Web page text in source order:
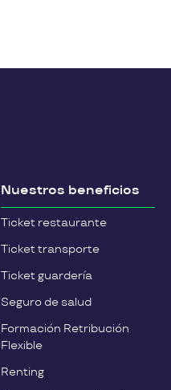
Nuestros beneficios
Ticket restaurante
Ticket transporte
Ticket guardería
Seguro de salud
Formación Retribución
Flexible
Renting